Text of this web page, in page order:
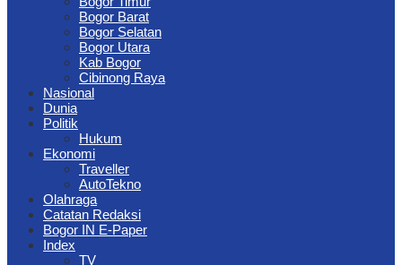
Bogor Barat
Bogor Selatan
Bogor Utara
Kab Bogor
Cibinong Raya
Nasional
Dunia
Politik
Hukum
Ekonomi
Traveller
AutoTekno
Olahraga
Catatan Redaksi
Bogor IN E-Paper
Index
TV